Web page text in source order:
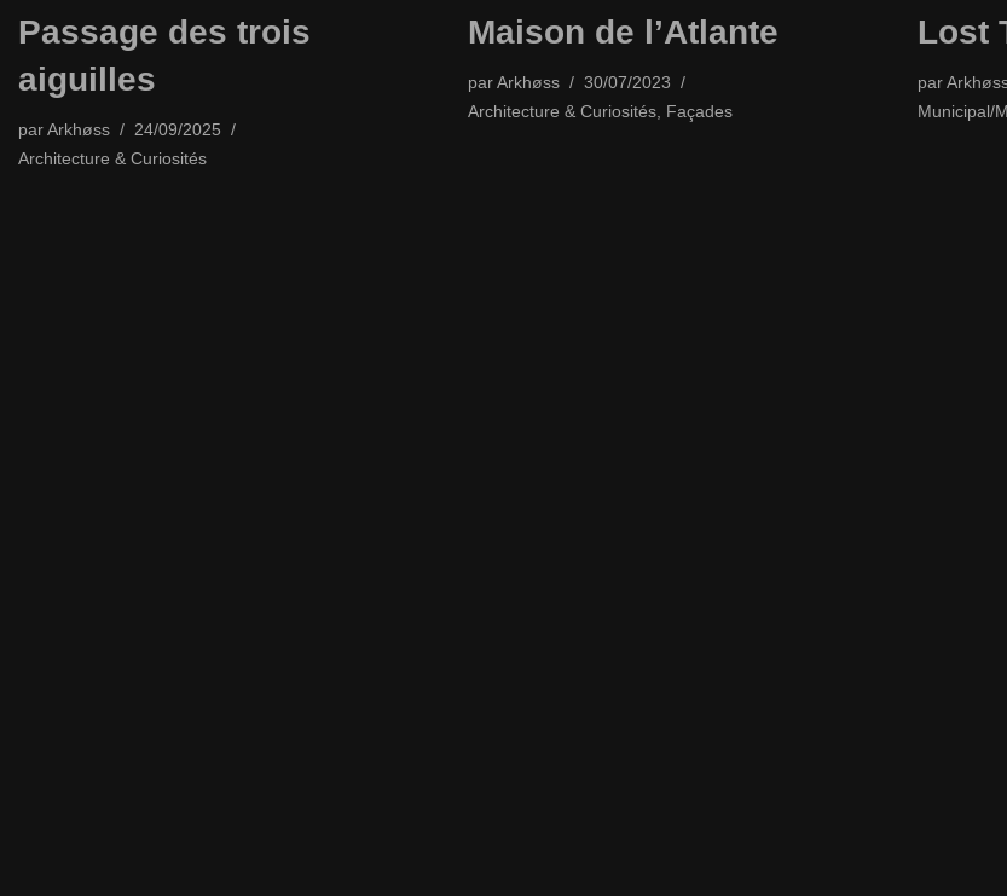
Passage des trois
aiguilles
parArkhøss
24/09/2025
Architecture & Curiosités
Maison de l’Atlante
parArkhøss
30/07/2023
Architecture & Curiosités, Façades
Lost
par
Municipal/